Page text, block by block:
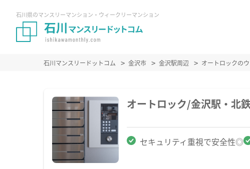
石川県のマンスリーマンション・ウィークリーマンション
石川マンスリードットコム 金沢市 金沢駅周辺 オートロックの
オートロック/金沢駅・北
セキュリティ重視で安全性◎